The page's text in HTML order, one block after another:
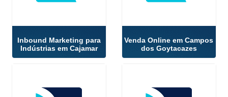
Inbound Marketing para
Indústrias em Cajamar
Venda Online em Campos
dos Goytacazes